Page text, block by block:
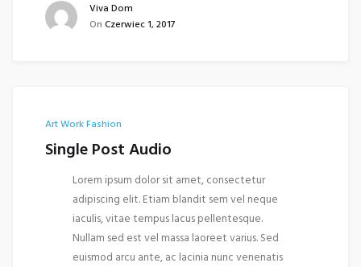
Viva Dom
On Czerwiec 1, 2017
Art WorkFashion
Single Post Audio
Lorem ipsum dolor sit amet, consectetur
adipiscing elit. Etiam blandit sem vel neque
iaculis, vitae tempus lacus pellentesque.
Nullam sed est vel massa laoreet varius. Sed
euismod arcu ante, ac lacinia nunc venenatis